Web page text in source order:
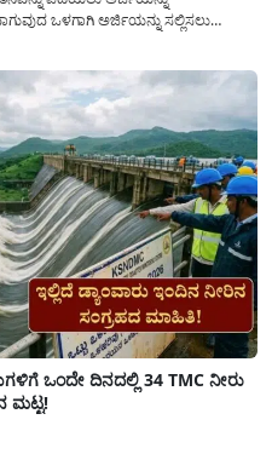
ಒಳಗಾಗಿ ಅರ್ಜಿಯನ್ನು ಸಲ್ಲಿಸಲು
ಒಂದೇ ದಿನದಲ್ಲಿ 34 TMC ನೀರು
ಮಟ್ಟ!